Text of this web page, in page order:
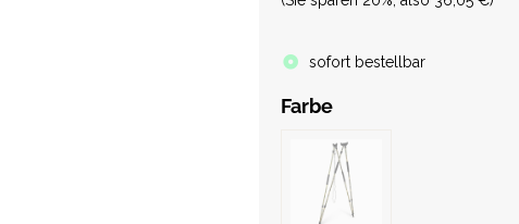
sofort bestellbar
Farbe